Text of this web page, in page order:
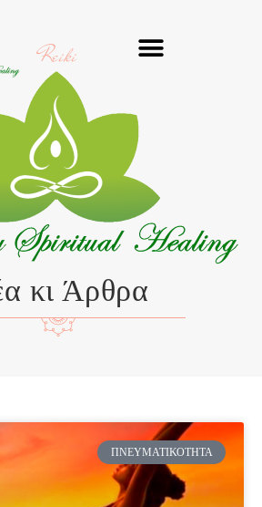
Reiki
κι Άρθρα
ΠΝΕΥΜΑΤΙΚΌΤΗΤΑ